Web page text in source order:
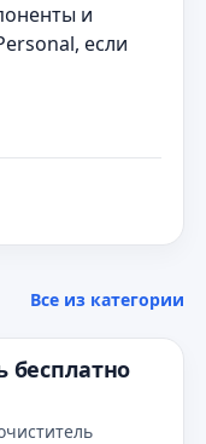
и
если
Все из категории
бесплатно